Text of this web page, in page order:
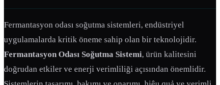
Fermantasyon odası soğutma sistemleri, endüstriyel
uygulamalarda kritik öneme sahip olan bir teknolojidir.
Fermantasyon Odası Soğutma Sistemi, ürün kalitesini
doğrudan etkiler ve enerji verimliliği açısından önemlidir.